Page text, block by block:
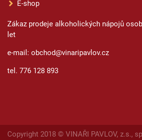
E-shop
Zákaz prodeje alkoholických nápojů
let
e-mail: obchod@vinaripavlov.cz
tel. 776 128 893
Copyright 2018 © VINAŘI PAVLOV, z.s.,